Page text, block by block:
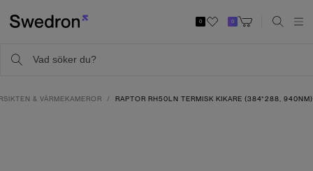
0 0
& VÄRMEKAMEROR RAPTOR RH50LN TERMISK KIKARE (384*288, 940NM)